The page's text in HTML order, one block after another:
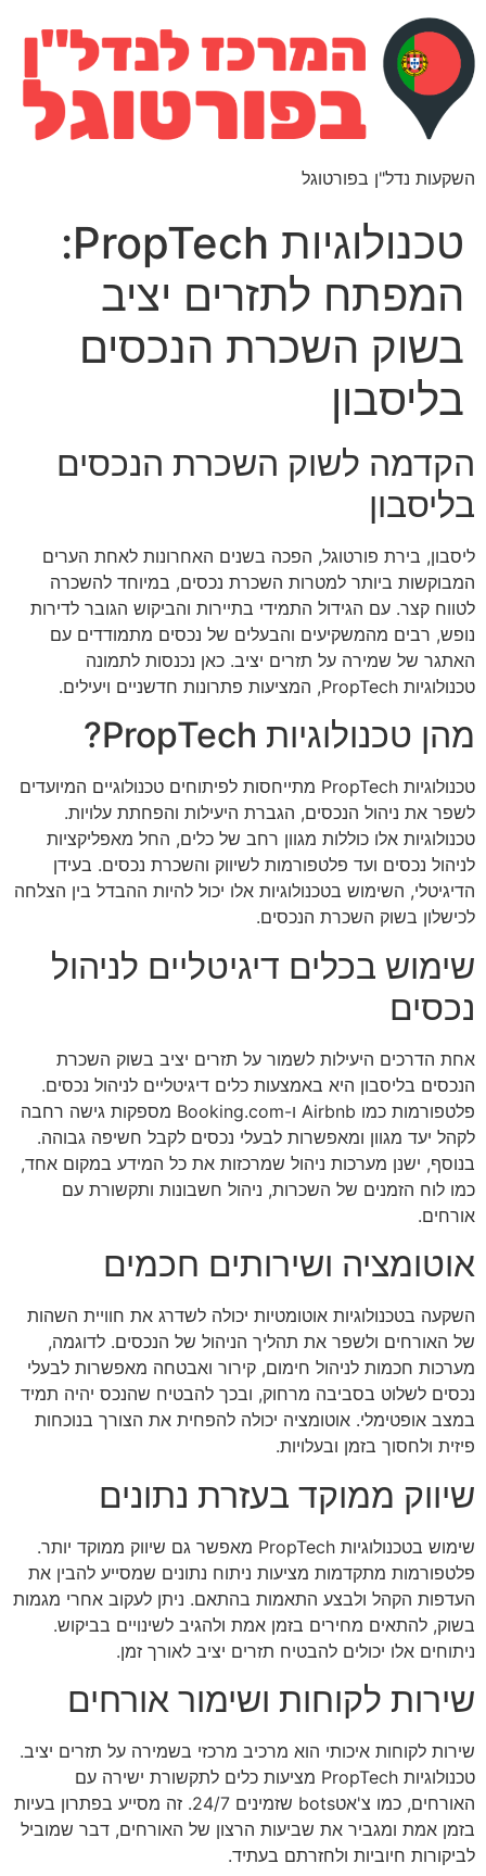
השקעות נדל"ן בפורטוגל
טכנולוגיות PropTech:
המפתח לתזרים יציב
בשוק השכרת הנכסים
בליסבון
הקדמה לשוק השכרת הנכסים
בליסבון
ליסבון, בירת פורטוגל, הפכה בשנים האחרונות לאחת הערים
המבוקשות ביותר למטרות השכרת נכסים, במיוחד להשכרה
לטווח קצר. עם הגידול התמידי בתיירות והביקוש הגובר לדירות
נופש, רבים מהמשקיעים והבעלים של נכסים מתמודדים עם
האתגר של שמירה על תזרים יציב. כאן נכנסות לתמונה
טכנולוגיות PropTech, המציעות פתרונות חדשניים ויעילים.
מהן טכנולוגיות PropTech?
טכנולוגיות PropTech מתייחסות לפיתוחים טכנולוגיים המיועדים
לשפר את ניהול הנכסים, הגברת היעילות והפחתת עלויות.
טכנולוגיות אלו כוללות מגוון רחב של כלים, החל מאפליקציות
לניהול נכסים ועד פלטפורמות לשיווק והשכרת נכסים. בעידן
הדיגיטלי, השימוש בטכנולוגיות אלו יכול להיות ההבדל בין הצלחה
לכישלון בשוק השכרת הנכסים.
שימוש בכלים דיגיטליים לניהול
נכסים
אחת הדרכים היעילות לשמור על תזרים יציב בשוק השכרת
הנכסים בליסבון היא באמצעות כלים דיגיטליים לניהול נכסים.
פלטפורמות כמו Airbnb ו-Booking.com מספקות גישה רחבה
לקהל יעד מגוון ומאפשרות לבעלי נכסים לקבל חשיפה גבוהה.
בנוסף, ישנן מערכות ניהול שמרכזות את כל המידע במקום אחד,
כמו לוח הזמנים של השכרות, ניהול חשבונות ותקשורת עם
אורחים.
אוטומציה ושירותים חכמים
השקעה בטכנולוגיות אוטומטיות יכולה לשדרג את חוויית השהות
של האורחים ולשפר את תהליך הניהול של הנכסים. לדוגמה,
מערכות חכמות לניהול חימום, קירור ואבטחה מאפשרות לבעלי
נכסים לשלוט בסביבה מרחוק, ובכך להבטיח שהנכס יהיה תמיד
במצב אופטימלי. אוטומציה יכולה להפחית את הצורך בנוכחות
פיזית ולחסוך בזמן ובעלויות.
שיווק ממוקד בעזרת נתונים
שימוש בטכנולוגיות PropTech מאפשר גם שיווק ממוקד יותר.
פלטפורמות מתקדמות מציעות ניתוח נתונים שמסייע להבין את
העדפות הקהל ולבצע התאמות בהתאם. ניתן לעקוב אחרי מגמות
בשוק, להתאים מחירים בזמן אמת ולהגיב לשינויים בביקוש.
ניתוחים אלו יכולים להבטיח תזרים יציב לאורך זמן.
שירות לקוחות ושימור אורחים
שירות לקוחות איכותי הוא מרכיב מרכזי בשמירה על תזרים יציב.
טכנולוגיות PropTech מציעות כלים לתקשורת ישירה עם
האורחים, כמו צ'אטbots שזמינים 24/7. זה מסייע בפתרון בעיות
בזמן אמת ומגביר את שביעות הרצון של האורחים, דבר שמוביל
לביקורות חיוביות ולחזרתם בעתיד.